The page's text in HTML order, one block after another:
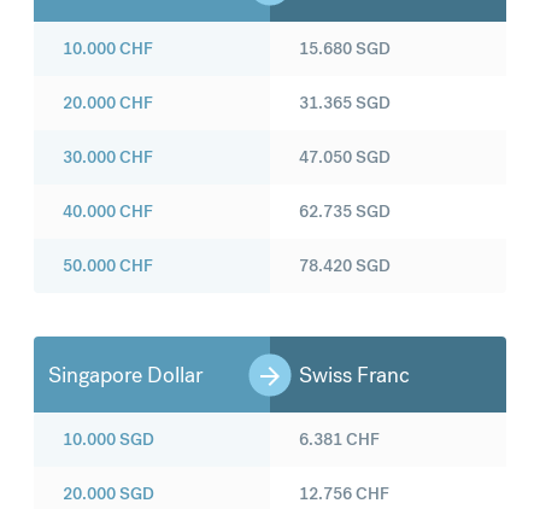
10.000CHF
20.000CHF
30.000CHF
40.000CHF
50.000CHF
15.680SGD
31.365SGD
47.050SGD
62.735SGD
78.420SGD
Singapore Dollar Swiss Franc
10.000SGD
20.000SGD
6.381CHF
12.756CHF